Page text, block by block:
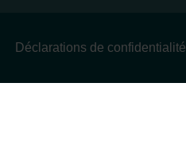
Déclarations de confidentialité